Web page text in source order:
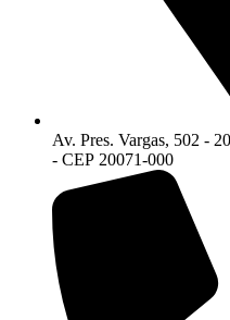
Av. Pres. Vargas, 502 -
- CEP 20071-000